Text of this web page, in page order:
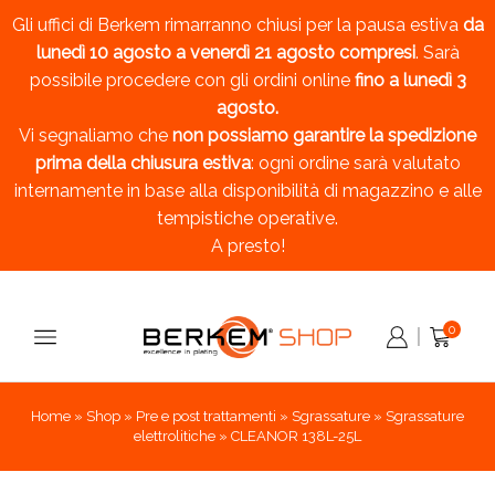
Gli uffici di Berkem rimarranno chiusi per la pausa estiva da
lunedì 10 agosto a venerdì 21 agosto compresi. Sarà
possibile procedere con gli ordini online fino a lunedì 3
agosto.
Vi segnaliamo che non possiamo garantire la spedizione
prima della chiusura estiva: ogni ordine sarà valutato
internamente in base alla disponibilità di magazzino e alle
tempistiche operative.
A presto!
0
Home » Shop » Pre e post trattamenti » Sgrassature » Sgrassature
elettrolitiche » CLEANOR 138L-25L